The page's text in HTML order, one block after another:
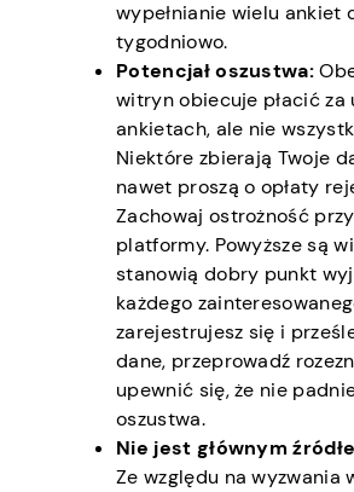
wypełnianie wielu ankiet
tygodniowo.
Potencjał oszustwa:
witryn obiecuje płacić za
ankietach, ale nie
Niektóre zbierają Twoje
nawet proszą o opłaty
Zachowaj ostrożność
platformy. Powyższe są
stanowią dobry punkt
każdego
zarejestrujesz się i
dane, przeprowadź
upewnić się, że nie
oszustwa.
Nie jest głównym
Ze względu na wyzwania